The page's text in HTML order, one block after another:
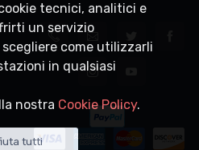
tecnici, analitici e
un servizio
come utilizzarli
in qualsiasi
nostra Cookie Policy.
tutti